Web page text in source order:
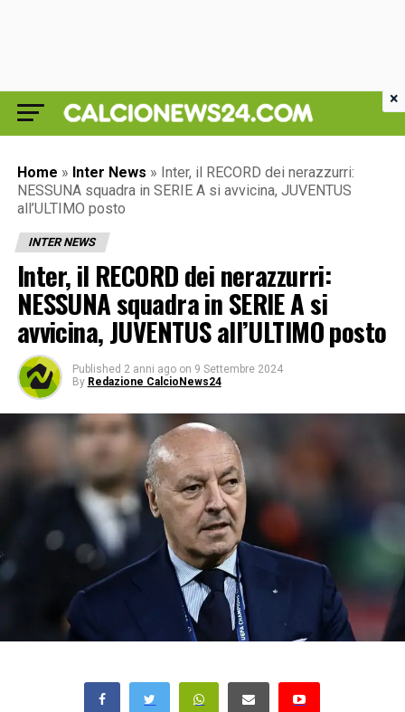
Home » Inter News » Inter, il RECORD dei nerazzurri:
NESSUNA squadra in SERIE A si avvicina, JUVENTUS
all’ULTIMO posto
INTER NEWS
Inter, il RECORD dei nerazzurri:
NESSUNA squadra in SERIE A si
avvicina, JUVENTUS all’ULTIMO posto
Published 2 anni ago on 9 Settembre 2024
By Redazione CalcioNews24
×